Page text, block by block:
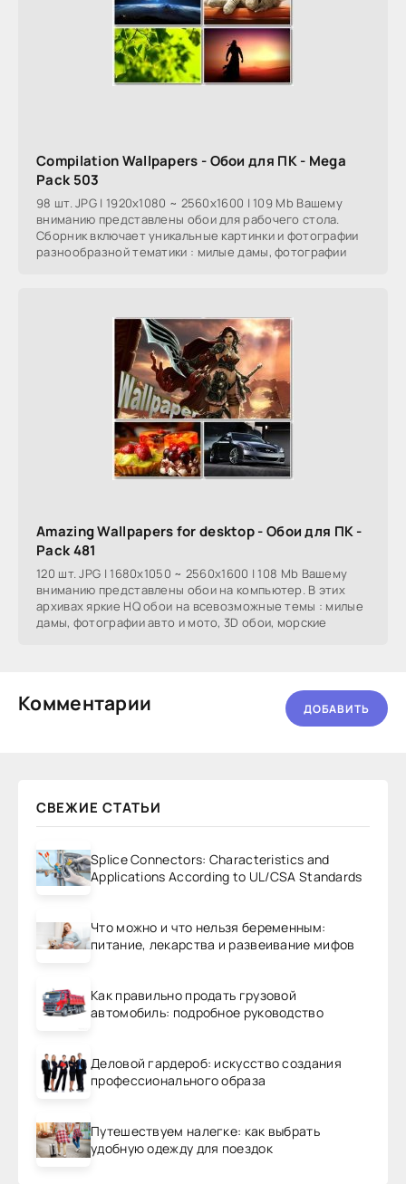
Compilation Wallpapers - Обои для ПК - Mega
Pack 503
98 шт. JPG | 1920x1080 ~ 2560x1600 | 109 Mb Вашему
вниманию представлены обои для рабочего стола.
Сборник включает уникальные картинки и фотографии
разнообразной тематики : милые дамы, фотографии
Amazing Wallpapers for desktop - Обои для ПК -
Pack 481
120 шт. JPG | 1680x1050 ~ 2560x1600 | 108 Mb Вашему
вниманию представлены обои на компьютер. В этих
архивах яркие HQ обои на всевозможные темы : милые
дамы, фотографии авто и мото, 3D обои, морские
Комментарии ДОБАВИТЬ
СВЕЖИЕ СТАТЬИ
Splice Connectors: Characteristics and
Applications According to UL/CSA Standards
Что можно и что нельзя беременным:
питание, лекарства и развеивание мифов
Как правильно продать грузовой
автомобиль: подробное руководство
Деловой гардероб: искусство создания
профессионального образа
Путешествуем налегке: как выбрать
удобную одежду для поездок